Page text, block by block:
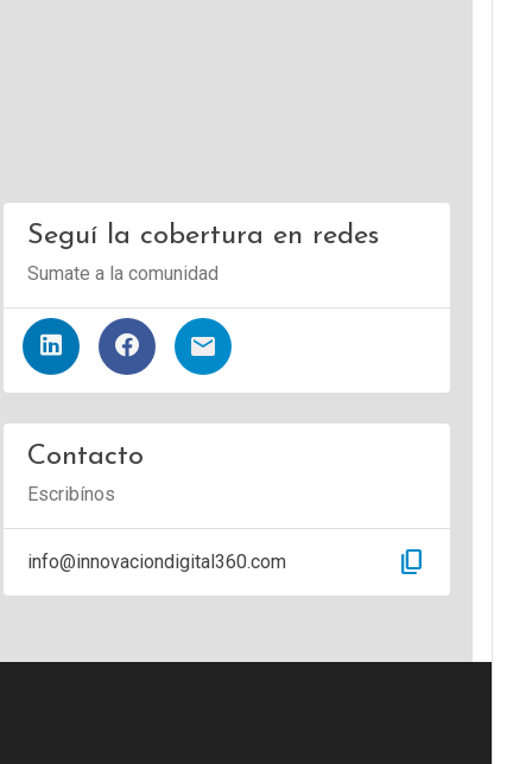
Seguí la cobertura en redes
Sumate a la comunidad
Contacto
Escribínos
info@innovaciondigital360.com content_copy